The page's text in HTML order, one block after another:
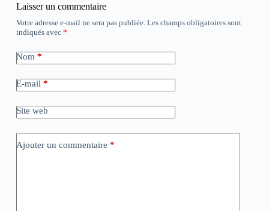
Laisser un commentaire
Votre adresse e-mail ne sera pas publiée. Les champs obligatoires sont
indiqués avec *
Nom *
E-mail *
Site web
Ajouter un commentaire *